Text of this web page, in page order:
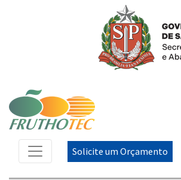
Solicite um Orçamento